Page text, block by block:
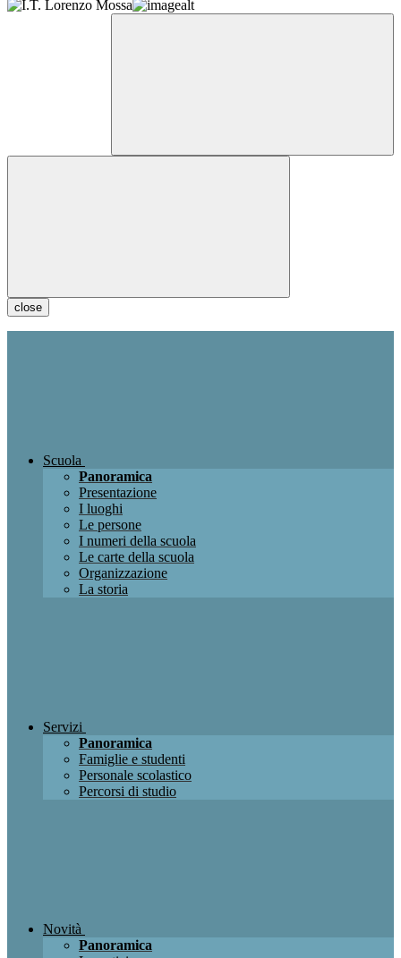
close
Scuola
Panoramica
Presentazione
I luoghi
Le persone
I numeri della scuola
Le carte della scuola
Organizzazione
La storia
Servizi
Panoramica
Famiglie e studenti
Personale scolastico
Percorsi di studio
Novità
Panoramica